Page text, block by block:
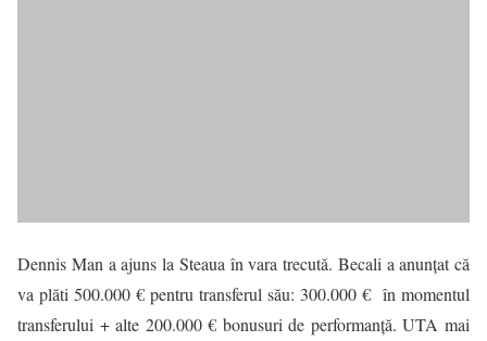
Dennis Man a ajuns la Steaua în vara trecută. Becali a anunțat că
va plăti 500.000 € pentru transferul său: 300.000 € în momentul
transferului + alte 200.000 € bonusuri de performanţă. UTA mai